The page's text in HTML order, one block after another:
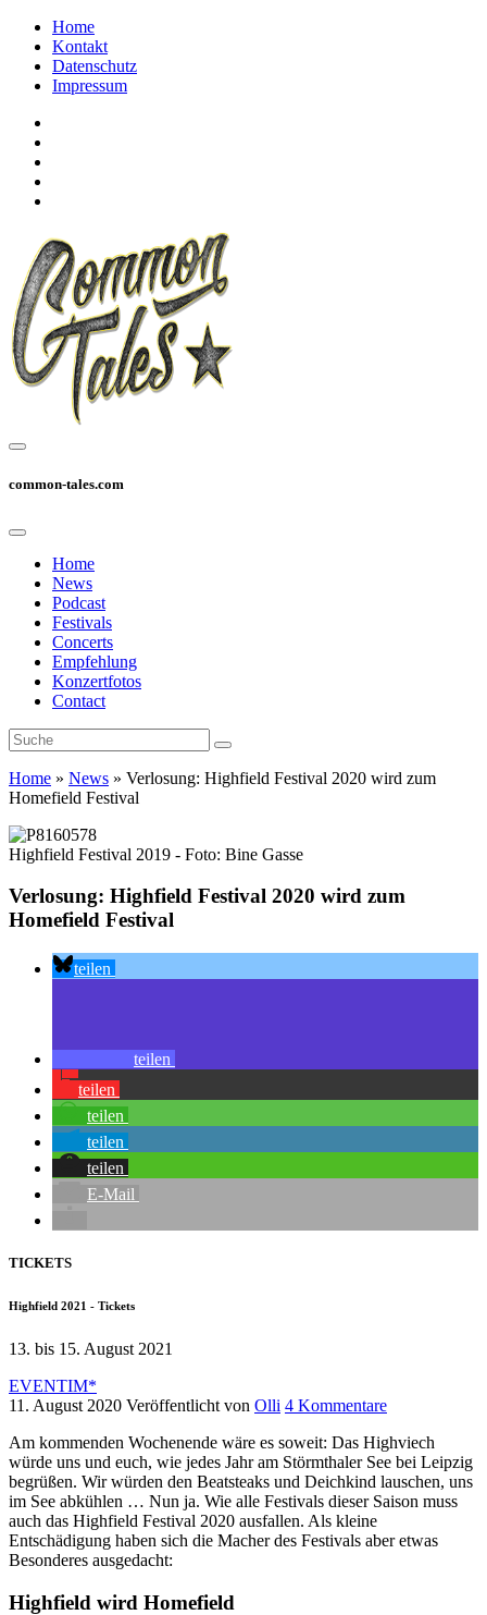
Home
Kontakt
Datenschutz
Impressum
common-tales.com
Home
News
Podcast
Festivals
Concerts
Empfehlung
Konzertfotos
Contact
Home » News » Verlosung: Highfield Festival 2020 wird zum
Homefield Festival
Highfield Festival 2019 - Foto: Bine Gasse
Verlosung: Highfield Festival 2020 wird zum
Homefield Festival
teilen
teilen
teilen
teilen
teilen
teilen
E-Mail
TICKETS
Highfield 2021 - Tickets
13. bis 15. August 2021
EVENTIM*
11. August 2020 Veröffentlicht von Olli 4 Kommentare
Am kommenden Wochenende wäre es soweit: Das Highviech
würde uns und euch, wie jedes Jahr am Störmthaler See bei Leipzig
begrüßen. Wir würden den Beatsteaks und Deichkind lauschen, uns
im See abkühlen … Nun ja. Wie alle Festivals dieser Saison muss
auch das Highfield Festival 2020 ausfallen. Als kleine
Entschädigung haben sich die Macher des Festivals aber etwas
Besonderes ausgedacht:
Highfield wird Homefield